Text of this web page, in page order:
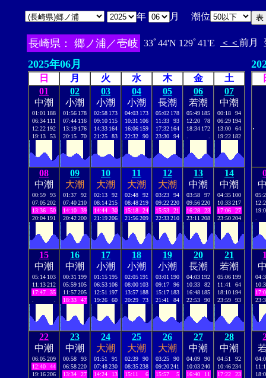
年 月 潮位
長崎県： 郷ノ浦／壱岐 33ﾟ44'N 129ﾟ41'E ＜＜ 前月
2025年06月
日 月 火 水 木 金
土
01
中潮
01:01 188
06:34 111
12:22 192
19:13
53
02
小潮
01:56 178
07:44 116
13:19 176
20:15
70
03
小潮
02:58 173
09:10 115
14:33 164
21:25
83
04
小潮
04:03 173
10:31 106
16:06 159
22:32
90
05
長潮
05:02 178
11:33
93
17:32 164
23:30
94
06
若潮
05:49 185
12:20
78
18:34 172
07
中潮
00:18
94
06:29 194
13:00
64
19:22 182
08
中潮
00:59
93
07:05202
13:36
50
20:04 191
09
大潮
01:37
92
07:40210
14:10
39
20:42200
10
大潮
02:13
92
08:14215
14:44
30
21:19206
11
大潮
02:48
92
08:48219
15:18
24
21:56209
12
大潮
03:23
94
09:22220
15:53
21
22:33210
13
中潮
03:58
97
09:56220
16:28
23
23:11 208
14
中潮
04:35 100
10:33217
17:06
27
23:50204
15
中潮
05:14 103
11:13212
17:47
35
16
中潮
00:31 199
05:59 105
11:57205
18:33
47
17
小潮
01:15 195
06:53 106
12:51 197
19:26
60
18
小潮
02:05 191
08:00 103
13:57 188
20:29
73
19
小潮
03:01 190
09:17
96
15:17 183
21:41
84
20
長潮
04:03 192
10:33
82
16:48 185
22:53
90
21
若潮
05:06 199
11:41
64
18:10 194
23:59
93
22
中潮
06:05209
12:40
44
19:16206
23
中潮
00:58
93
06:58220
13:34
27
24
大潮
01:51
91
07:48230
14:24
13
25
大潮
02:39
90
08:35238
15:11
6
26
大潮
03:25
90
09:20241
15:57
5
27
中潮
04:09
90
10:03240
16:40
11
28
中潮
04:51
92
10:46234
17:22
23
.